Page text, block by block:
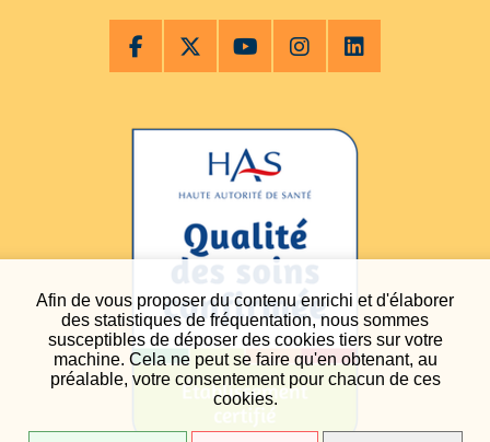
Afin de vous proposer du contenu enrichi et d'élaborer
des statistiques de fréquentation, nous sommes
susceptibles de déposer des cookies tiers sur votre
machine. Cela ne peut se faire qu'en obtenant, au
préalable, votre consentement pour chacun de ces
cookies.